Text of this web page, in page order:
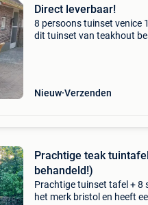
Direct leverbaar!
8 persoons tuinset venice
dit tuinset van teakhout
Nieuw Verzenden
Prachtige teak
behandeld!)
Prachtige tuinset tafel + 8
het merk bristol en heeft